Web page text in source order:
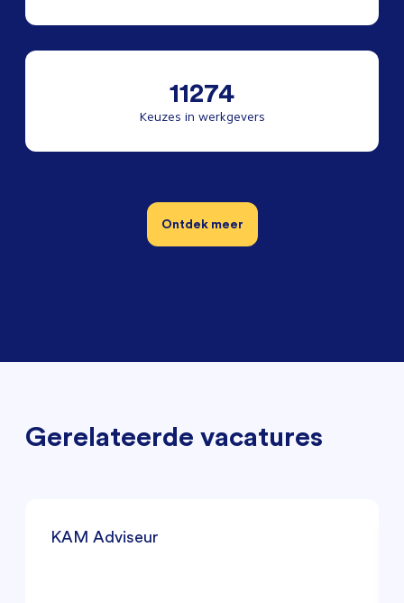
11274
Keuzes in werkgevers
Ontdek meer
Gerelateerde vacatures
KAM Adviseur